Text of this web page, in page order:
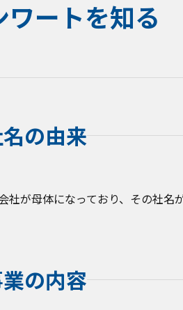
ートを知る
の由来
が母体になっており、その社名
の内容